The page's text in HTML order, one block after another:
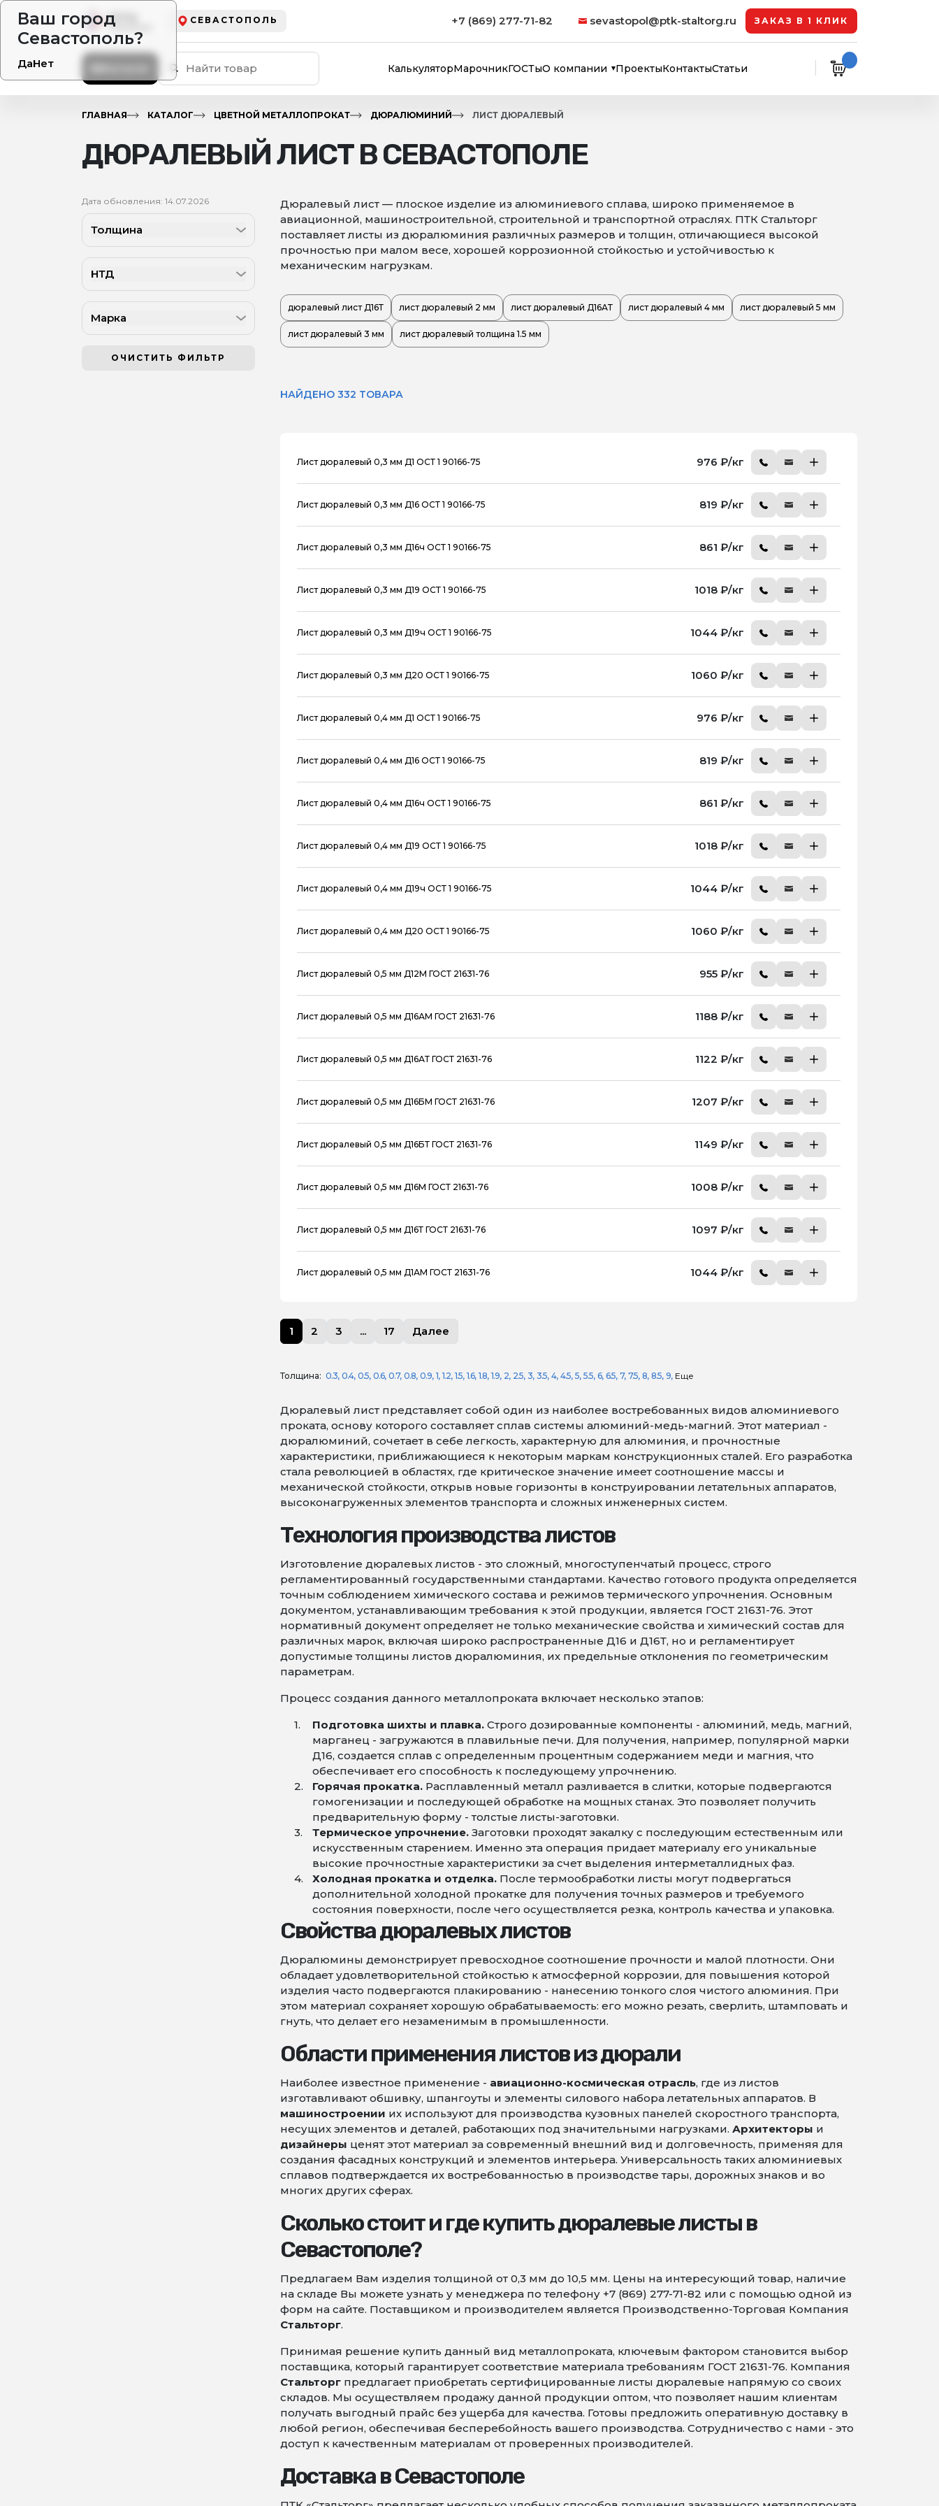
Ваш город
Севастополь?
ДаНет
СЕВАСТОПОЛЬ +7 (869) 277-71-82 sevastopol@ptk-staltorg.ru ЗАКАЗ В 1 КЛИК
КалькуляторМарочникГОСТыО компании ПроектыКонтактыСтатьи
ГЛАВНАЯ КАТАЛОГ ЦВЕТНОЙ МЕТАЛЛОПРОКАТ ДЮРАЛЮМИНИЙ ЛИСТ ДЮРАЛЕВЫЙ
ДЮРАЛЕВЫЙ ЛИСТ В СЕВАСТОПОЛЕ
Дата обновления: 14.07.2026
Толщина
НТД
Марка
ОЧИСТИТЬ ФИЛЬТР
Дюралевый лист — плоское изделие из алюминиевого сплава, широко применяемое в
авиационной, машиностроительной, строительной и транспортной отраслях. ПТК Стальторг
поставляет листы из дюралюминия различных размеров и толщин, отличающиеся высокой
прочностью при малом весе, хорошей коррозионной стойкостью и устойчивостью к
механическим нагрузкам.
дюралевый лист Д16Т лист дюралевый 2 мм лист дюралевый Д16АТ лист дюралевый 4 мм лист дюралевый 5 мм
лист дюралевый 3 мм лист дюралевый толщина 1.5 мм
НАЙДЕНО 332 ТОВАРА
Лист дюралевый 0,3 мм Д1 ОСТ 1 90166-75 976 ₽/кг
Лист дюралевый 0,3 мм Д16 ОСТ 1 90166-75 819 ₽/кг
Лист дюралевый 0,3 мм Д16ч ОСТ 1 90166-75 861 ₽/кг
Лист дюралевый 0,3 мм Д19 ОСТ 1 90166-75 1018 ₽/кг
Лист дюралевый 0,3 мм Д19ч ОСТ 1 90166-75 1044 ₽/кг
Лист дюралевый 0,3 мм Д20 ОСТ 1 90166-75 1060 ₽/кг
Лист дюралевый 0,4 мм Д1 ОСТ 1 90166-75 976 ₽/кг
Лист дюралевый 0,4 мм Д16 ОСТ 1 90166-75 819 ₽/кг
Лист дюралевый 0,4 мм Д16ч ОСТ 1 90166-75 861 ₽/кг
Лист дюралевый 0,4 мм Д19 ОСТ 1 90166-75 1018 ₽/кг
Лист дюралевый 0,4 мм Д19ч ОСТ 1 90166-75 1044 ₽/кг
Лист дюралевый 0,4 мм Д20 ОСТ 1 90166-75 1060 ₽/кг
Лист дюралевый 0,5 мм Д12М ГОСТ 21631-76 955 ₽/кг
Лист дюралевый 0,5 мм Д16АМ ГОСТ 21631-76 1188 ₽/кг
Лист дюралевый 0,5 мм Д16АТ ГОСТ 21631-76 1122 ₽/кг
Лист дюралевый 0,5 мм Д16БМ ГОСТ 21631-76 1207 ₽/кг
Лист дюралевый 0,5 мм Д16БТ ГОСТ 21631-76 1149 ₽/кг
Лист дюралевый 0,5 мм Д16М ГОСТ 21631-76 1008 ₽/кг
Лист дюралевый 0,5 мм Д16Т ГОСТ 21631-76 1097 ₽/кг
Лист дюралевый 0,5 мм Д1АМ ГОСТ 21631-76 1044 ₽/кг
1 2 3 ... 17 Далее
Толщина: 0.3 0.4 0.5 0.6 0.7 0.8 0.9 1 1.2 1.5 1.6 1.8 1.9 2 2.5 3 3.5 4 4.5 5 5.5 6 6.5 7 7.5 8 8.5 9 Еще
Дюралевый лист представляет собой один из наиболее востребованных видов алюминиевого
проката, основу которого составляет сплав системы алюминий-медь-магний. Этот материал -
дюралюминий, сочетает в себе легкость, характерную для алюминия, и прочностные
характеристики, приближающиеся к некоторым маркам конструкционных сталей. Его разработка
стала революцией в областях, где критическое значение имеет соотношение массы и
механической стойкости, открыв новые горизонты в конструировании летательных аппаратов,
высоконагруженных элементов транспорта и сложных инженерных систем.
Технология производства листов
Изготовление дюралевых листов - это сложный, многоступенчатый процесс, строго
регламентированный государственными стандартами. Качество готового продукта определяется
точным соблюдением химического состава и режимов термического упрочнения. Основным
документом, устанавливающим требования к этой продукции, является ГОСТ 21631-76. Этот
нормативный документ определяет не только механические свойства и химический состав для
различных марок, включая широко распространенные Д16 и Д16Т, но и регламентирует
допустимые толщины листов дюралюминия, их предельные отклонения по геометрическим
параметрам.
Процесс создания данного металлопроката включает несколько этапов:
Подготовка шихты и плавка.Строго дозированные компоненты - алюминий, медь, магний,
марганец - загружаются в плавильные печи. Для получения, например, популярной марки
Д16, создается сплав с определенным процентным содержанием меди и магния, что
обеспечивает его способность к последующему упрочнению.
Горячая прокатка.Расплавленный металл разливается в слитки, которые подвергаются
гомогенизации и последующей обработке на мощных станах. Это позволяет получить
предварительную форму - толстые листы-заготовки.
Термическое упрочнение.Заготовки проходят закалку с последующим естественным или
искусственным старением. Именно эта операция придает материалу его уникальные
высокие прочностные характеристики за счет выделения интерметаллидных фаз.
Холодная прокатка и отделка.После термообработки листы могут подвергаться
дополнительной холодной прокатке для получения точных размеров и требуемого
состояния поверхности, после чего осуществляется резка, контроль качества и упаковка.
Свойства дюралевых листов
Дюралюмины демонстрирует превосходное соотношение прочности и малой плотности. Они
обладает удовлетворительной стойкостью к атмосферной коррозии, для повышения которой
изделия часто подвергаются плакированию - нанесению тонкого слоя чистого алюминия. При
этом материал сохраняет хорошую обрабатываемость: его можно резать, сверлить, штамповать и
гнуть, что делает его незаменимым в промышленности.
Области применения листов из дюрали
Наиболее известное применение - авиационно-космическая отрасль, где из листов
изготавливают обшивку, шпангоуты и элементы силового набора летательных аппаратов. В
машиностроении их используют для производства кузовных панелей скоростного транспорта,
несущих элементов и деталей, работающих под значительными нагрузками. Архитекторы и
дизайнеры ценят этот материал за современный внешний вид и долговечность, применяя для
создания фасадных конструкций и элементов интерьера. Универсальность таких алюминиевых
сплавов подтверждается их востребованностью в производстве тары, дорожных знаков и во
многих других сферах.
Сколько стоит и где купить дюралевые листы в
Севастополе?
Предлагаем Вам изделия толщиной от 0,3 мм до 10,5 мм. Цены на интересующий товар, наличие
на складе Вы можете узнать у менеджера по телефону +7 (869) 277-71-82 или с помощью одной из
форм на сайте. Поставщиком и производителем является Производственно-Торговая Компания
Стальторг.
Принимая решение купить данный вид металлопроката, ключевым фактором становится выбор
поставщика, который гарантирует соответствие материала требованиям ГОСТ 21631-76. Компания
Стальторгпредлагает приобретать сертифицированные листы дюралевые напрямую со своих
складов. Мы осуществляем продажу данной продукции оптом, что позволяет нашим клиентам
получать выгодный прайс без ущерба для качества. Готовы предложить оперативную доставку в
любой регион, обеспечивая бесперебойность вашего производства. Сотрудничество с нами - это
доступ к качественным материалам от проверенных производителей.
Доставка в Севастополе